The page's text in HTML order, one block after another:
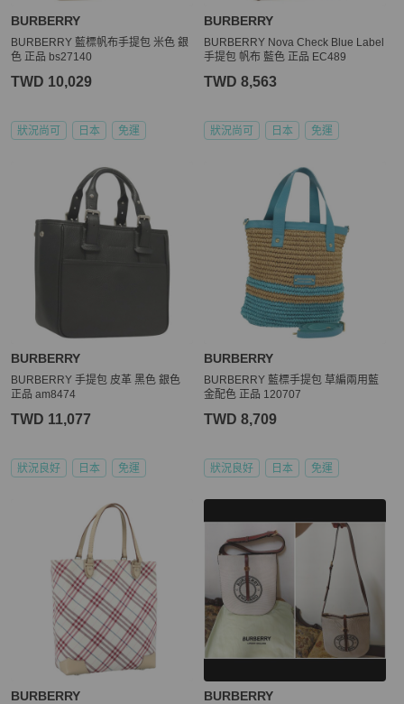
BURBERRY
BURBERRY 藍標帆布手提包 米色 銀
色 正品 bs27140
TWD 10,029
狀況尚可 日本 免運
BURBERRY
BURBERRY Nova Check Blue Label
手提包 帆布 藍色 正品 EC489
TWD 8,563
狀況尚可 日本 免運
BURBERRY
BURBERRY 手提包 皮革 黑色 銀色
正品 am8474
TWD 11,077
狀況良好 日本 免運
BURBERRY
BURBERRY 藍標手提包 草編兩用藍
金配色 正品 120707
TWD 8,709
狀況良好 日本 免運
BURBERRY BURBERRY